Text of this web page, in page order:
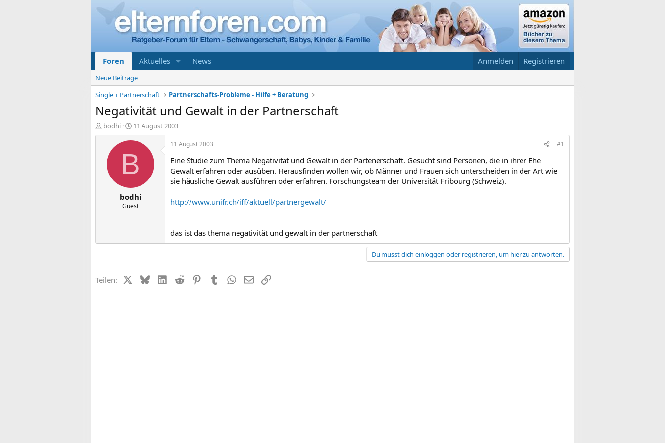
Foren Aktuelles News Anmelden Registrieren
Neue Beiträge
Single + Partnerschaft
Partnerschafts-Probleme - Hilfe + Beratung
Negativität und Gewalt in der Partnerschaft
E
r
bodhi
E
r
s
e
l
t
a
m
11 August 2003
B
bodhi
Guest
11 August 2003 #1
Eine Studie zum Thema Negativität und Gewalt in der Partenerschaft. Gesucht sind Personen, die in ihrer Ehe
Gewalt erfahren oder ausüben. Herausfinden wollen wir, ob Männer und Frauen sich unterscheiden in der Art wie
sie häusliche Gewalt ausführen oder erfahren. Forschungsteam der Universität Fribourg (Schweiz).
http://www.unifr.ch/iff/aktuell/partnergewalt/
das ist das thema negativität und gewalt in der partnerschaft
Du musst dich einloggen oder registrieren, um hier zu antworten.
Teilen: X (Twitter)
BlueskyLinkedIn
Reddit PinterestTumblrWhatsApp
E-MailLink